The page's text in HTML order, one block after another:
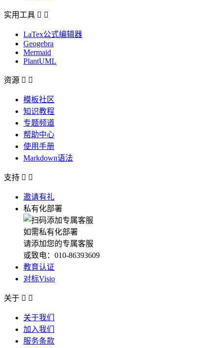
实用工具  
LaTex公式编辑器
Geogebra
Mermaid
PlantUML
资源  
模板社区
知识教程
专题频道
帮助中心
使用手册
Markdown语法
支持  
邀请有礼
私有化部署
如需私有化部署
请添加您的专属客服
或致电：010-86393609
教育认证
对标Visio
关于  
关于我们
加入我们
服务条款